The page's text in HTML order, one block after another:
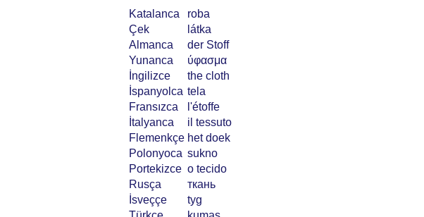
Katalanca
roba
Çek
látka
Almanca
der Stoff
Yunanca
ύφασμα
İngilizce
the cloth
İspanyolca tela
Fransızca
l'étoffe
İtalyanca
il tessuto
Flemenkçe het doek
Polonyoca sukno
Portekizce o tecido
Rusça
ткань
İsveççe
tyg